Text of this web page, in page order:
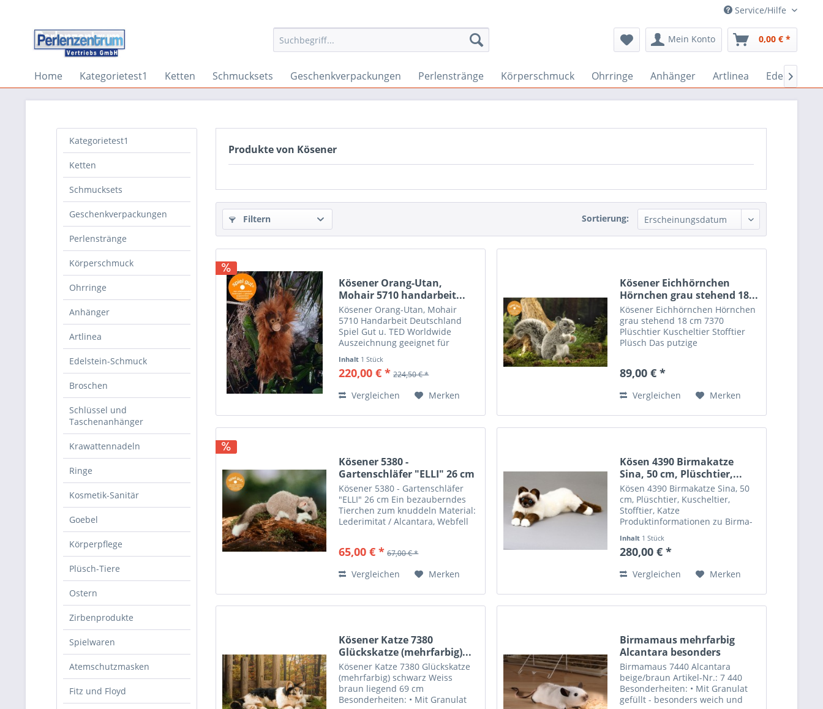
Service/Hilfe
Mein Konto 0,00 € *
Home Kategorietest1 Ketten Schmucksets Geschenkverpackungen Perlenstränge Körperschmuck Ohrringe Anhänger Artlinea Edelstein-

Kategorietest1
Ketten
Schmucksets
Geschenkverpackungen
Perlenstränge
Körperschmuck
Ohrringe
Anhänger
Artlinea
Edelstein-Schmuck
Broschen
Schlüssel und
Taschenanhänger
Krawattennadeln
Ringe
Kosmetik-Sanitär
Goebel
Körperpflege
Plüsch-Tiere
Ostern
Zirbenprodukte
Spielwaren
Atemschutzmasken
Fitz und Floyd
Produkte von Kösener
Filtern Sortierung:
Kösener Orang-Utan,
Mohair 5710 handarbeit...
Kösener Orang-Utan, Mohair
5710 Handarbeit Deutschland
Spiel Gut u. TED Worldwide
Auszeichnung geeignet für
aufwendig in Handarbeit
hergestellt 40 cm hoch 15 cm tief
Zeichen...
Inhalt 1 Stück
220,00 € * 224,50 € *
Vergleichen Merken
Kösener Eichhörnchen
Hörnchen grau stehend 18...
Kösener Eichhörnchen Hörnchen
grau stehend 18 cm 7370
Plüschtier Kuscheltier Stofftier
Plüsch Das putzige
Webpelz gefertigt und ist bis ins
89,00 € *
Vergleichen Merken
Kösener 5380 -
Gartenschläfer "ELLI" 26 cm
Ein...
Kösener 5380 - Gartenschläfer
"ELLI" 26 cm Ein bezauberndes
Tierchen zum knuddeln Material:
Lederimitat / Alcantara, Webfell
Waschanleitung: Handwäsche 30°
65,00 € * 67,00 € *
Vergleichen Merken
Kösen 4390 Birmakatze
Sina, 50 cm, Plüschtier,...
Kösen 4390 Birmakatze Sina, 50
cm, Plüschtier, Kuscheltier,
Stofftier, Katze
Produktinformationen zu Birma-
graumelierte flauschige
Birmakatze "Sina" liegt gern an
Inhalt 1 Stück
280,00 € *
Vergleichen Merken
Kösener Katze 7380
Glückskatze (mehrfarbig)...
Kösener Katze 7380 Glückskatze
(mehrfarbig) schwarz Weiss
braun liegend 69 cm
Besonderheiten: • Mit Granulat
Birmamaus mehrfarbig
Alcantara besonders
weich...
Birmamaus 7440 Alcantara
beige/braun Artikel-Nr.: 7 440
Besonderheiten: • Mit Granulat
gefüllt - besonders weich und